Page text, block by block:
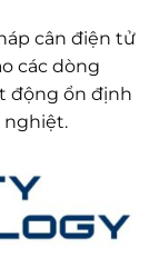
cân điện tử
các dòng
động ổn định
nghiệt.